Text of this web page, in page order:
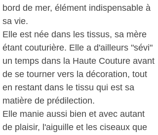
bord de mer, élément indispensable à
sa vie.
Elle est née dans les tissus, sa mère
étant couturière. Elle a d'ailleurs "sévi"
un temps dans la Haute Couture avant
de se tourner vers la décoration, tout
en restant dans le tissu qui est sa
matière de prédilection.
Elle manie aussi bien et avec autant
de plaisir, l'aiguille et les ciseaux que